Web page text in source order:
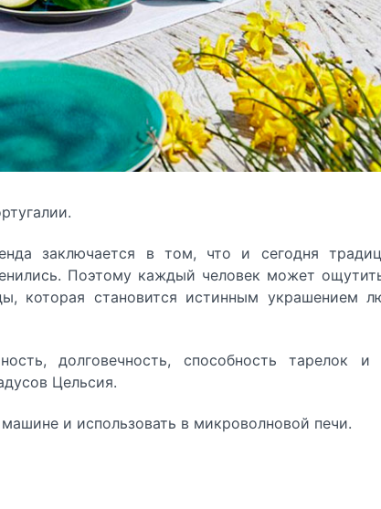
заключается в том, что и сегодня
Поэтому каждый человек может
которая становится истинным украшением
долговечность, способность тарелок и
Цельсия.
и использовать в микроволновой печи.